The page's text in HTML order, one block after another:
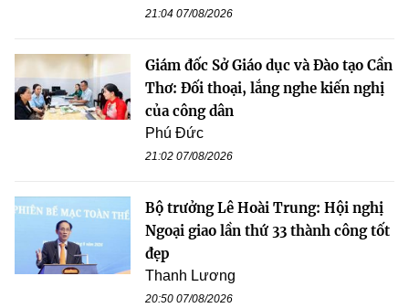
21:04 07/08/2026
Giám đốc Sở Giáo dục và Đào tạo Cần
Thơ: Đối thoại, lắng nghe kiến nghị
của công dân
Phú Đức
21:02 07/08/2026
Bộ trưởng Lê Hoài Trung: Hội nghị
Ngoại giao lần thứ 33 thành công tốt
đẹp
Thanh Lương
20:50 07/08/2026